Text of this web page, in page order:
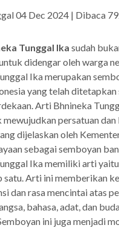
04 Dec 2024 | Dibaca
Tunggal Ika sudah
didengar oleh warga
Ika merupakan
yang telah ditetapkan
Arti Bhnineka
mewujudkan persatuan dan
dijelaskan oleh
sebagai semboyan
Ika memiliki arti
Arti ini memberikan
dan rasa mencintai atas
bahasa, adat, dan
ini juga menjadi